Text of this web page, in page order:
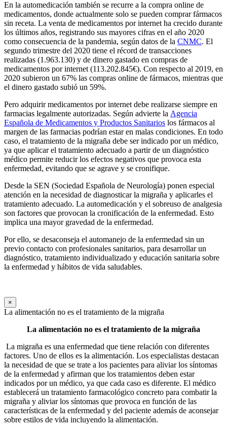
En la automedicación también se recurre a la compra online de
medicamentos, donde actualmente solo se pueden comprar fármacos
sin receta. La venta de medicamentos por internet ha crecido durante
los últimos años, registrando sus mayores cifras en el año 2020
como consecuencia de la pandemia, según datos de la CNMC. El
segundo trimestre del 2020 tiene el récord de transacciones
realizadas (1.963.130) y de dinero gastado en compras de
medicamentos por internet (113.202.845€). Con respecto al 2019, en
2020 subieron un 67% las compras online de fármacos, mientras que
el dinero gastado subió un 59%.
Pero adquirir medicamentos por internet debe realizarse siempre en
farmacias legalmente autorizadas. Según advierte la Agencia
Española de Medicamentos y Productos Sanitarios los fármacos al
margen de las farmacias podrían estar en malas condiciones. En todo
caso, el tratamiento de la migraña debe ser indicado por un médico,
ya que aplicar el tratamiento adecuado a partir de un diagnóstico
médico permite reducir los efectos negativos que provoca esta
enfermedad, evitando que se agrave y se cronifique.
Desde la SEN (Sociedad Española de Neurología) ponen especial
atención en la necesidad de diagnosticar la migraña y aplicarles el
tratamiento adecuado. La automedicación y el sobreuso de analgesia
son factores que provocan la cronificación de la enfermedad. Esto
implica una mayor gravedad de la enfermedad.
Por ello, se desaconseja el automanejo de la enfermedad sin un
previo contacto con profesionales sanitarios, para desarrollar un
diagnóstico, tratamiento individualizado y educación sanitaria sobre
la enfermedad y hábitos de vida saludables.
×
La alimentación no es el tratamiento de la migraña
La alimentación no es el tratamiento de la migraña
La migraña es una enfermedad que tiene relación con diferentes
factores. Uno de ellos es la alimentación. Los especialistas destacan
la necesidad de que se trate a los pacientes para aliviar los síntomas
de la enfermedad y afirman que los tratamientos deben estar
indicados por un médico, ya que cada caso es diferente. El médico
establecerá un tratamiento farmacológico concreto para combatir la
migraña y aliviar los síntomas que provoca en función de las
características de la enfermedad y del paciente además de aconsejar
sobre estilos de vida incluyendo la alimentación.